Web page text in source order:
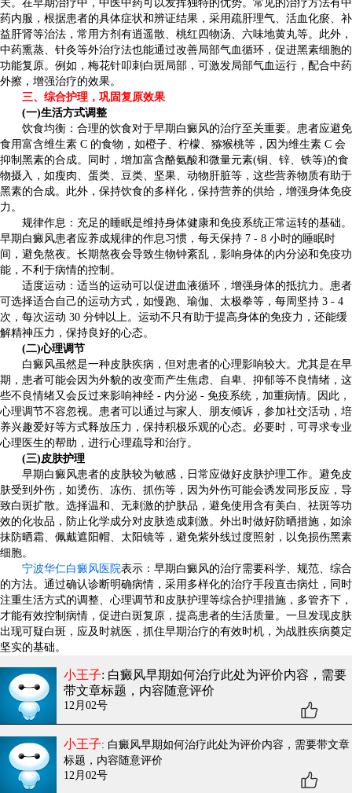
关。在早期治疗中，中医中药可以发挥独特的优势。常见的治疗方法有中
药内服，根据患者的具体症状和辨证结果，采用疏肝理气、活血化瘀、补
益肝肾等治法，常用方剂有逍遥散、桃红四物汤、六味地黄丸等。此外，
中药熏蒸、针灸等外治疗法也能通过改善局部气血循环，促进黑素细胞的
功能复原。例如，梅花针叩刺白斑局部，可激发局部气血运行，配合中药
外擦，增强治疗的效果。
三、综合护理，巩固复原效果
(一)生活方式调整
饮食均衡：合理的饮食对于早期白癜风的治疗至关重要。患者应避免
食用富含维生素 C 的食物，如橙子、柠檬、猕猴桃等，因为维生素 C 会
抑制黑素的合成。同时，增加富含酪氨酸和微量元素(铜、锌、铁等)的食
物摄入，如瘦肉、蛋类、豆类、坚果、动物肝脏等，这些营养物质有助于
黑素的合成。此外，保持饮食的多样化，保持营养的供给，增强身体免疫
力。
规律作息：充足的睡眠是维持身体健康和免疫系统正常运转的基础。
早期白癜风患者应养成规律的作息习惯，每天保持 7 - 8 小时的睡眠时
间，避免熬夜。长期熬夜会导致生物钟紊乱，影响身体的内分泌和免疫功
能，不利于病情的控制。
适度运动：适当的运动可以促进血液循环，增强身体的抵抗力。患者
可选择适合自己的运动方式，如慢跑、瑜伽、太极拳等，每周坚持 3 - 4
次，每次运动 30 分钟以上。运动不只有助于提高身体的免疫力，还能缓
解精神压力，保持良好的心态。
(二)心理调节
白癜风虽然是一种皮肤疾病，但对患者的心理影响较大。尤其是在早
期，患者可能会因为外貌的改变而产生焦虑、自卑、抑郁等不良情绪，这
些不良情绪又会反过来影响神经 - 内分泌 - 免疫系统，加重病情。因此，
心理调节不容忽视。患者可以通过与家人、朋友倾诉，参加社交活动，培
养兴趣爱好等方式释放压力，保持积极乐观的心态。必要时，可寻求专业
心理医生的帮助，进行心理疏导和治疗。
(三)皮肤护理
早期白癜风患者的皮肤较为敏感，日常应做好皮肤护理工作。避免皮
肤受到外伤，如烫伤、冻伤、抓伤等，因为外伤可能会诱发同形反应，导
致白斑扩散。选择温和、无刺激的护肤品，避免使用含有美白、祛斑等功
效的化妆品，防止化学成分对皮肤造成刺激。外出时做好防晒措施，如涂
抹防晒霜、佩戴遮阳帽、太阳镜等，避免紫外线过度照射，以免损伤黑素
细胞。
宁波华仁白癜风医院表示：早期白癜风的治疗需要科学、规范、综合
的方法。通过确认诊断明确病情，采用多样化的治疗手段直击病灶，同时
注重生活方式的调整、心理调节和皮肤护理等综合护理措施，多管齐下，
才能有效控制病情，促进白斑复原，提高患者的生活质量。一旦发现皮肤
出现可疑白斑，应及时就医，抓住早期治疗的有效时机，为战胜疾病奠定
坚实的基础。
小王子: 白癜风早期如何治疗此处为评价内容，需要
带文章标题，内容随意评价
12月02号
小王子: 白癜风早期如何治疗此处为评价内容，需要带文章
标题，内容随意评价
12月02号